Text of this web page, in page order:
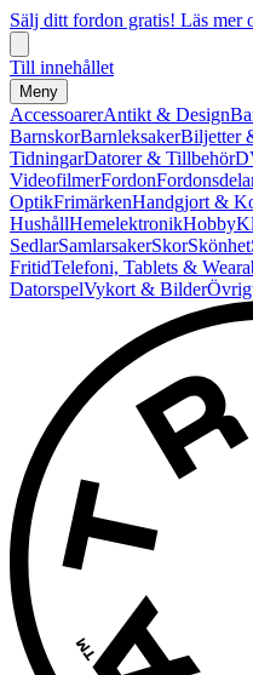
Sälj ditt fordon gratis! Läs mer
Till innehållet
Meny
AccessoarerAntikt & Design
BarnskorBarnleksakerBiljetter
TidningarDatorer & Tillbehör
VideofilmerFordon
OptikFrimärkenHandgjort &
HushållHemelektronikHobby
SedlarSamlarsakerSkorSkönhet
FritidTelefoni, Tablets &
DatorspelVykort & Bilder